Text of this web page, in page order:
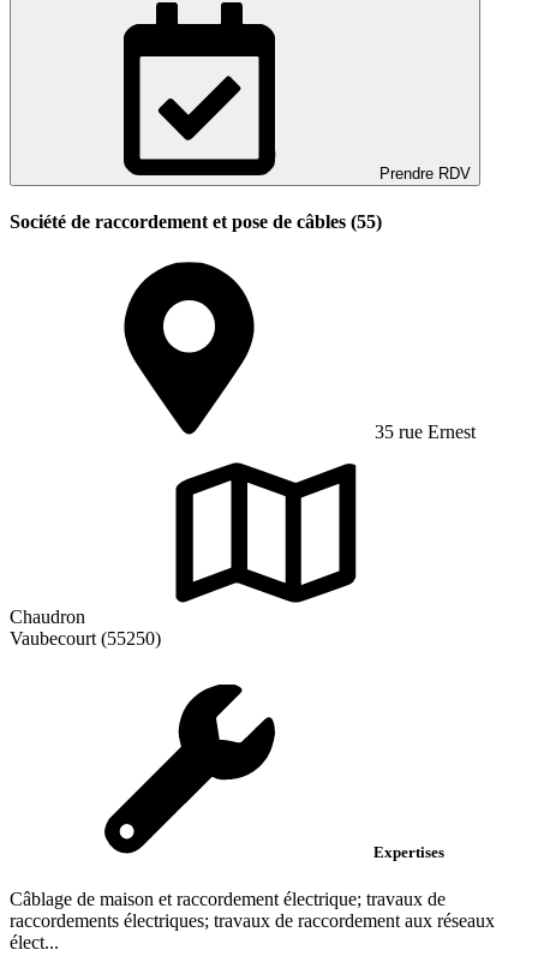
Prendre RDV
Société de raccordement et pose de câbles (55)
35 rue Ernest
Chaudron
Vaubecourt (55250)
Expertises
Câblage de maison et raccordement électrique; travaux de
raccordements électriques; travaux de raccordement aux réseaux
élect...